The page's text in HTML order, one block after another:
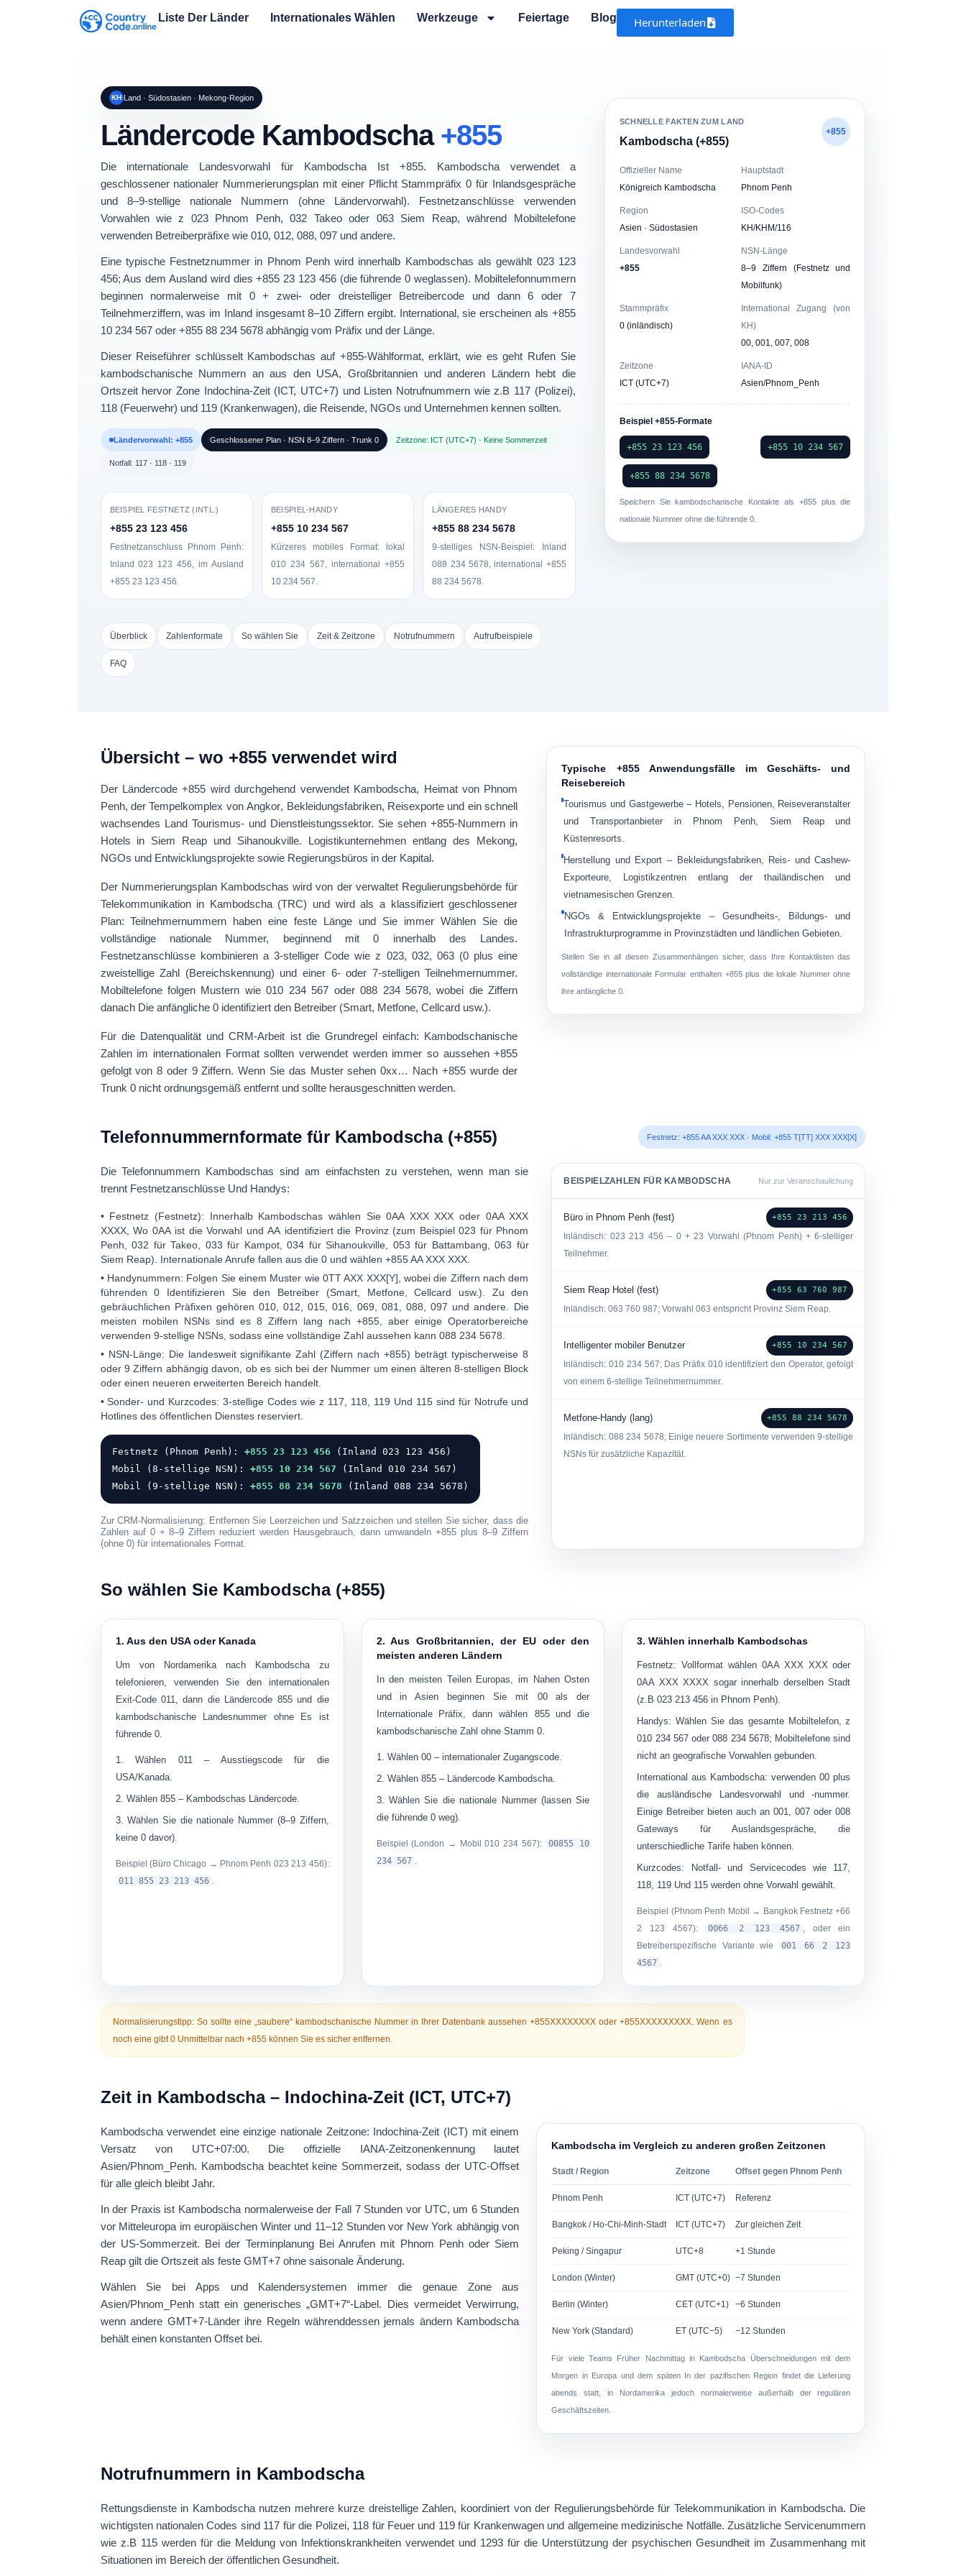
Liste Der Länder Internationales Wählen Werkzeuge Feiertage Blog Herunterladen
KH Land · Südostasien · Mekong-Region
Ländercode Kambodscha +855
Die internationale Landesvorwahl für Kambodscha Ist+855. Kambodscha verwendet a
geschlossener nationaler Nummerierungsplan mit einer Pflicht Stammpräfix 0 für Inlandsgespräche
und 8–9-stellige nationale Nummern (ohne Ländervorwahl). Festnetzanschlüsse verwenden
Vorwahlen wie z 023 Phnom Penh,032 Takeooder 063 Siem Reap, während Mobiltelefone
verwenden Betreiberpräfixe wie 010, 012, 088, 097und andere.
Eine typische Festnetznummer in Phnom Penh wird innerhalb Kambodschas als gewählt 023 123
456; Aus dem Ausland wird dies+855 23 123 456(die führende 0 weglassen). Mobiltelefonnummern
beginnen normalerweise mit 0 + zwei- oder dreistelliger Betreibercode und dann6 oder 7
Teilnehmerziffern, was im Inland insgesamt 8–10 Ziffern ergibt. International, sie erscheinen als +855
10 234 567oder +855 88 234 5678abhängig vom Präfix und der Länge.
Dieser Reiseführer schlüsselt Kambodschas auf +855-Wählformat, erklärt, wie es geht Rufen Sie
kambodschanische Nummern anaus den USA, Großbritannien und anderen Ländern hebt die
Ortszeit hervor Zone Indochina-Zeit (ICT, UTC+7) und Listen Notrufnummern wie z.B 117 (Polizei),
118 (Feuerwehr) und 119 (Krankenwagen), die Reisende, NGOs und Unternehmen kennen sollten.
Ländervorwahl: +855 Geschlossener Plan · NSN 8–9 Ziffern · Trunk 0 Zeitzone: ICT (UTC+7) · Keine Sommerzeit
Notfall: 117 · 118 · 119
BEISPIEL FESTNETZ (INTL.)
+855 23 123 456
Festnetzanschluss Phnom Penh:
Inland023 123 456, im Ausland
+855 23 123 456.
BEISPIEL-HANDY
+855 10 234 567
Kürzeres mobiles Format: lokal
010 234 567, international+855
10 234 567.
LÄNGERES HANDY
+855 88 234 5678
9-stelliges NSN-Beispiel: Inland
088 234 5678, international +855
88 234 5678.
Überblick Zahlenformate So wählen Sie Zeit & Zeitzone Notrufnummern Aufrufbeispiele
FAQ
SCHNELLE FAKTEN ZUM LAND
Kambodscha (+855)
+855
Offizieller Name
Königreich Kambodscha
Hauptstadt
Phnom Penh
Region
Asien · Südostasien
ISO-Codes
KH/KHM/116
Landesvorwahl
+855
NSN-Länge
8–9 Ziffern (Festnetz und
Mobilfunk)
Stammpräfix
0 (inländisch)
International Zugang (von
KH)
00, 001, 007, 008
Zeitzone
ICT (UTC+7)
IANA-ID
Asien/Phnom_Penh
Beispiel +855-Formate
+855 23 123 456 +855 10 234 567
+855 88 234 5678
Speichern Sie kambodschanische Kontakte als +855plus die
nationale Nummer ohnedie führende 0.
Übersicht – wo +855 verwendet wird
Der Ländercode+855 wird durchgehend verwendet Kambodscha, Heimat von Phnom
Penh, der Tempelkomplex vonAngkor, Bekleidungsfabriken, Reisexporte und ein schnell
wachsendes Land Tourismus- und Dienstleistungssektor. Sie sehen +855-Nummern in
Hotels in Siem Reap und Sihanoukville. Logistikunternehmen entlang des Mekong,
NGOs und Entwicklungsprojekte sowie Regierungsbüros in der Kapital.
Der Nummerierungsplan Kambodschas wird von der verwaltet Regulierungsbehörde für
Telekommunikation in Kambodscha (TRC) und wird als a klassifiziertgeschlossener
Plan: Teilnehmernummern haben eine feste Länge und Sie immer Wählen Sie die
vollständige nationale Nummer, beginnend mit0 innerhalb des Landes.
Festnetzanschlüsse kombinieren a 3-stelliger Code wie z 023, 032, 063(0 plus eine
zweistellige Zahl (Bereichskennung) und einer 6- oder 7-stelligen Teilnehmernummer.
Mobiltelefone folgen Mustern wie010 234 567 oder088 234 5678, wobei die Ziffern
danach Die anfängliche 0 identifiziert den Betreiber (Smart, Metfone, Cellcard usw.).
Für die Datenqualität und CRM-Arbeit ist die Grundregel einfach: Kambodschanische
Zahlen im internationalen Format sollten verwendet werden immer so aussehen+855
gefolgt von8 oder 9 Ziffern. Wenn Sie das Muster sehen0xx… Nach +855 wurde der
Trunk 0 nicht ordnungsgemäß entfernt und sollte herausgeschnitten werden.
Typische +855 Anwendungsfälle im Geschäfts- und
Reisebereich
Tourismus und Gastgewerbe– Hotels, Pensionen, Reiseveranstalter
und Transportanbieter in Phnom Penh, Siem Reap und
Küstenresorts.
Herstellung und Export – Bekleidungsfabriken, Reis- und Cashew-
Exporteure, Logistikzentren entlang der thailändischen und
vietnamesischen Grenzen.
NGOs & Entwicklungsprojekte – Gesundheits-, Bildungs- und
Infrastrukturprogramme in Provinzstädten und ländlichen Gebieten.
Stellen Sie in all diesen Zusammenhängen sicher, dass Ihre Kontaktlisten das
vollständige internationale Formular enthalten +855plus die lokale Nummer ohne
ihre anfängliche 0.
Telefonnummernformate für Kambodscha (+855) Festnetz: +855 AA XXX XXX · Mobil: +855 T[TT] XXX XXX[X]
Die Telefonnummern Kambodschas sind am einfachsten zu verstehen, wenn man sie
trennt FestnetzanschlüsseUnd Handys:
• Festnetz (Festnetz): Innerhalb Kambodschas wählen Sie0AA XXX XXX oder 0AA XXX
XXXX, Wo 0AAist die Vorwahl undAA identifiziert die Provinz (zum Beispiel023 für Phnom
Penh,032 für Takeo, 033 für Kampot,034 für Sihanoukville, 053 für Battambang,063 für
Siem Reap). Internationale Anrufe fallen aus die 0 und wählen +855 AA XXX XXX.
• Handynummern: Folgen Sie einem Muster wie 0TT AXX XXX[Y] , wobei die Ziffern nach dem
führenden 0 Identifizieren Sie den Betreiber (Smart, Metfone, Cellcard usw.). Zu den
gebräuchlichen Präfixen gehören 010,012 ,015 ,016 069 081 088 ,097 und andere. Die
meisten mobilen NSNs sind es 8 Ziffern lang nach +855, aber einige Operatorbereiche
verwenden 9-stellige NSNs, sodass eine vollständige Zahl aussehen kann 088 234 5678
• NSN-Länge: Die landesweit signifikante Zahl (Ziffern nach +855) beträgt typischerweise8
oder 9 Ziffern abhängig davon, ob es sich bei der Nummer um einen älteren 8-stelligen Block
oder einen neueren erweiterten Bereich handelt.
•Sonder- und Kurzcodes: 3-stellige Codes wie z 117 118 119 Und 115sind für Notrufe und
Hotlines des öffentlichen Dienstes reserviert.
Festnetz (Phnom Penh): +855 23 123 456 (Inland 023 123 456)
Mobil (8-stellige NSN): +855 10 234 567 (Inland 010 234 567)
Mobil (9-stellige NSN): +855 88 234 5678 (Inland 088 234 5678)
Zur CRM-Normalisierung: Entfernen Sie Leerzeichen und Satzzeichen und stellen Sie sicher, dass die
Zahlen auf 0 + 8–9 Ziffern reduziert werden Hausgebrauch, dann umwandeln+855 plus 8–9 Ziffern
(ohne 0) für internationales Format.
BEISPIELZAHLEN FÜR KAMBODSCHA Nur zur Veranschaulichung
Büro in Phnom Penh (fest) +855 23 213 456
Inländisch: 023 213 456 – 0 + 23 Vorwahl (Phnom Penh) + 6-stelliger
Teilnehmer.
Siem Reap Hotel (fest) +855 63 760 987
Inländisch:063 760 987; Vorwahl063 entspricht Provinz Siem Reap.
Intelligenter mobiler Benutzer +855 10 234 567
Inländisch:010 234 567; Das Präfix 010 identifiziert den Operator, gefolgt
von einem 6-stellige Teilnehmernummer.
Metfone-Handy (lang) +855 88 234 5678
Inländisch: 088 234 5678; Einige neuere Sortimente verwenden 9-stellige
NSNs für zusätzliche Kapazität.
So wählen Sie Kambodscha (+855)
1. Aus den USA oder Kanada
Um von Nordamerika nach Kambodscha zu
telefonieren, verwenden Sie den internationalen
Exit-Code 011, dann die Ländercode 855und die
kambodschanische Landesnummer ohneEs ist
führende 0.
Wählen 011– Ausstiegscode für die
USA/Kanada.
Wählen 855– Kambodschas Ländercode.
Wählen Sie die nationale Nummer (8–9 Ziffern,
keine 0 davor).
Beispiel (Büro Chicago → Phnom Penh 023 213 456):
011 855 23 213 456 .
2. Aus Großbritannien, der EU oder den
meisten anderen Ländern
In den meisten Teilen Europas, im Nahen Osten
und in Asien beginnen Sie mit 00als der
Internationale Präfix, dann wählen 855und die
kambodschanische Zahl ohne Stamm 0.
Wählen 00– internationaler Zugangscode.
Wählen 855– Ländercode Kambodscha.
Wählen Sie die nationale Nummer (lassen Sie
die führende 0 weg).
Beispiel (London → Mobil 010 234 567):
00855 10
234 567 .
3. Wählen innerhalb Kambodschas
Festnetz: Vollformat wählen 0AA XXX XXXoder
0AA XXX XXXX sogar innerhalb derselben Stadt
(z.B023 213 456 in Phnom Penh).
Handys: Wählen Sie das gesamte Mobiltelefon, z
010 234 567oder088 234 5678; Mobiltelefone sind
nicht an geografische Vorwahlen gebunden.
International aus Kambodscha: verwenden00 plus
die ausländische Landesvorwahl und -nummer.
Einige Betreiber bieten auch an001,007 oder008
Gateways für Auslandsgespräche, die
unterschiedliche Tarife haben können.
Kurzcodes: Notfall- und Servicecodes wie 117,
118, 119 Und 115 werden ohne Vorwahl gewählt.
Beispiel (Phnom Penh Mobil → Bangkok Festnetz +66
2 123 4567):
0066 2 123 4567 , oder ein
Betreiberspezifische Variante wie
001 66 2 123
4567 .
Normalisierungstipp:So sollte eine „saubere“ kambodschanische Nummer in Ihrer Datenbank aussehen+855XXXXXXXX oder+855XXXXXXXXX. Wenn es
noch eine gibt0Unmittelbar nach +855 können Sie es sicher entfernen.
Zeit in Kambodscha – Indochina-Zeit (ICT, UTC+7)
Kambodscha verwendet eine einzige nationale Zeitzone: Indochina-Zeit (ICT) mit einem
Versatz von UTC+07:00. Die offizielle IANA-Zeitzonenkennung lautet
Asien/Phnom_Penh. Kambodscha beachtet keine Sommerzeit, sodass der UTC-Offset
für alle gleich bleibt Jahr.
In der Praxis ist Kambodscha normalerweise der Fall 7 Stunden vor UTC, um 6 Stunden
vor Mitteleuropa im europäischen Winter und 11–12 Stunden vor New York abhängig von
der US-Sommerzeit. Bei der Terminplanung Bei Anrufen mit Phnom Penh oder Siem
Reap gilt die Ortszeit als feste GMT+7 ohne saisonale Änderung.
Wählen Sie bei Apps und Kalendersystemen immer die genaue Zone aus
Asien/Phnom_Penhstatt ein generisches „GMT+7“-Label. Dies vermeidet Verwirrung,
wenn andere GMT+7-Länder ihre Regeln währenddessen jemals ändern Kambodscha
behält einen konstanten Offset bei.
Kambodscha im Vergleich zu anderen großen Zeitzonen
Stadt / Region Zeitzone Offset gegen Phnom Penh
Phnom Penh ICT (UTC+7) Referenz
Bangkok / Ho-Chi-Minh-Stadt ICT (UTC+7) Zur gleichen Zeit
Peking / Singapur UTC+8 +1 Stunde
London (Winter) GMT (UTC+0) −7 Stunden
Berlin (Winter) CET (UTC+1) −6 Stunden
New York (Standard) ET (UTC−5) −12 Stunden
Für viele Teams Früher Nachmittag in Kambodscha Überschneidungen mit dem
Morgen in Europa und dem späten In der pazifischen Region findet die Lieferung
abends statt, in Nordamerika jedoch normalerweise außerhalb der regulären
Geschäftszeiten.
Notrufnummern in Kambodscha
Rettungsdienste in Kambodscha nutzen mehrere kurze dreistellige Zahlen, koordiniert von der Regulierungsbehörde für Telekommunikation in Kambodscha. Die
wichtigsten nationalen Codes sind 117 für die Polizei, 118 für Feuer und 119für Krankenwagen und allgemeine medizinische Notfälle. Zusätzliche Servicenummern
wie z.B 115werden für die Meldung von Infektionskrankheiten verwendet und 1293 für die Unterstützung der psychischen Gesundheit im Zusammenhang mit
Situationen im Bereich der öffentlichen Gesundheit.